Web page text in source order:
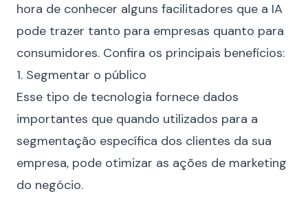
hora de conhecer alguns facilitadores que a IA
pode trazer tanto para empresas quanto para
consumidores. Confira os principais benefícios:
1. Segmentar o público
Esse tipo de tecnologia fornece dados
importantes que quando utilizados para a
segmentação específica dos clientes da sua
empresa, pode otimizar as ações de marketing
do negócio.